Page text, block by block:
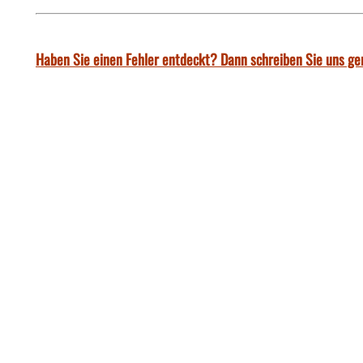
Haben Sie einen Fehler entdeckt? Dann schreiben Sie uns